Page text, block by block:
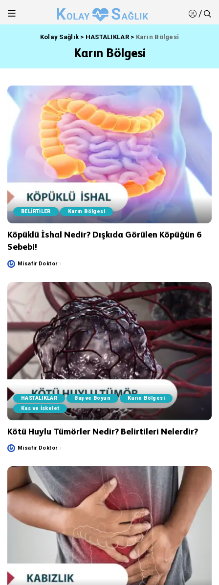
/
Kolay Sağlık> HASTALIKLAR> Karın Bölgesi
Karın Bölgesi
BELİRTİLER Karın Bölgesi
Köpüklü İshal Nedir? Dışkıda Görülen Köpüğün 6
Sebebi!
PostedMisafir Doktor
HASTALIKLAR Baş ve Boyun
Karın Bölgesi
Kas ve İskelet
Kötü Huylu Tümörler Nedir? Belirtileri Nelerdir?
PostedMisafir Doktor